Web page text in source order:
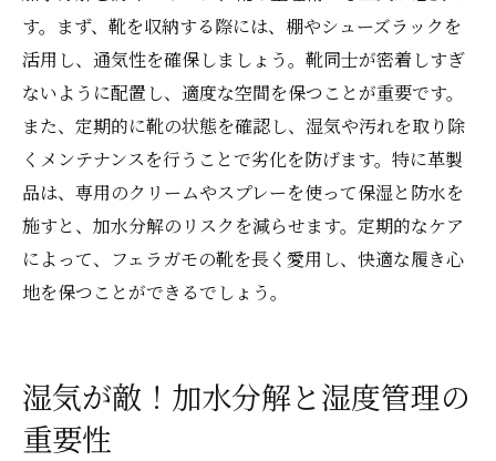
す。まず、靴を収納する際には、棚やシューズラックを
活用し、通気性を確保しましょう。靴同士が密着しすぎ
ないように配置し、適度な空間を保つことが重要です。
また、定期的に靴の状態を確認し、湿気や汚れを取り除
くメンテナンスを行うことで劣化を防げます。特に革製
品は、専用のクリームやスプレーを使って保湿と防水を
施すと、加水分解のリスクを減らせます。定期的なケア
によって、フェラガモの靴を長く愛用し、快適な履き心
地を保つことができるでしょう。
湿気が敵！加水分解と湿度管理の
重要性